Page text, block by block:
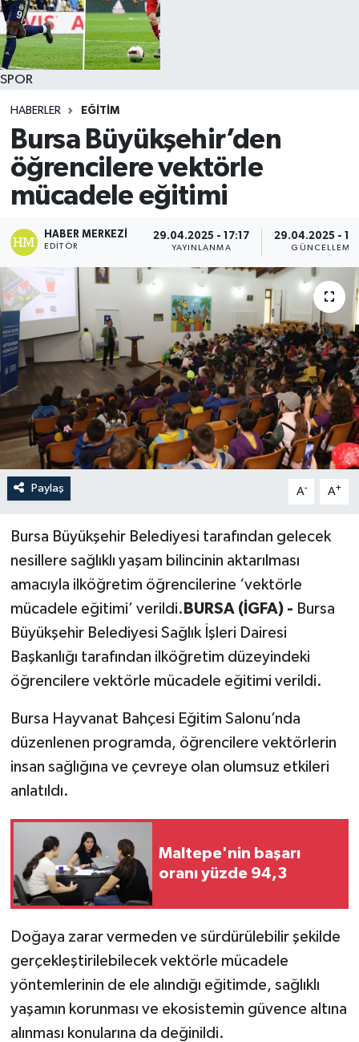
SPOR
HABERLER EĞİTİM
Bursa Büyükşehir’den
öğrencilere vektörle
mücadele eğitimi
HABER MERKEZI
EDITÖR
29.04.2025 - 17:17
YAYINLANMA
29.04.2025 -
GÜNCELLEME
Paylaş A- A+
Bursa Büyükşehir Belediyesi tarafından gelecek
nesillere sağlıklı yaşam bilincinin aktarılması
amacıyla ilköğretim öğrencilerine ‘vektörle
mücadele eğitimi’ verildi. BURSA (İGFA) - Bursa
Büyükşehir Belediyesi Sağlık İşleri Dairesi
Başkanlığı tarafından ilköğretim düzeyindeki
öğrencilere vektörle mücadele eğitimi verildi.
Bursa Hayvanat Bahçesi Eğitim Salonu’nda
düzenlenen programda, öğrencilere vektörlerin
insan sağlığına ve çevreye olan olumsuz etkileri
anlatıldı.
Maltepe'nin başarı
oranı yüzde 94,3
Doğaya zarar vermeden ve sürdürülebilir şekilde
gerçekleştirilebilecek vektörle mücadele
yöntemlerinin de ele alındığı eğitimde, sağlıklı
yaşamın korunması ve ekosistemin güvence altına
alınması konularına da değinildi.